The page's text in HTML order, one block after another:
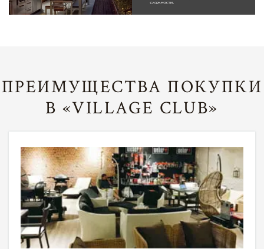
ПРЕИМУЩЕСТВА ПОКУПКИ
В «VILLAGE CLUB»